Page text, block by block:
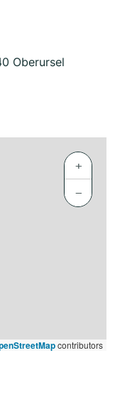
Oberursel
+
−
contributors